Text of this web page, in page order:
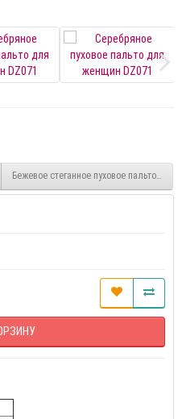
женское DZ070-2
Бежевое стеганное пуховое пальто